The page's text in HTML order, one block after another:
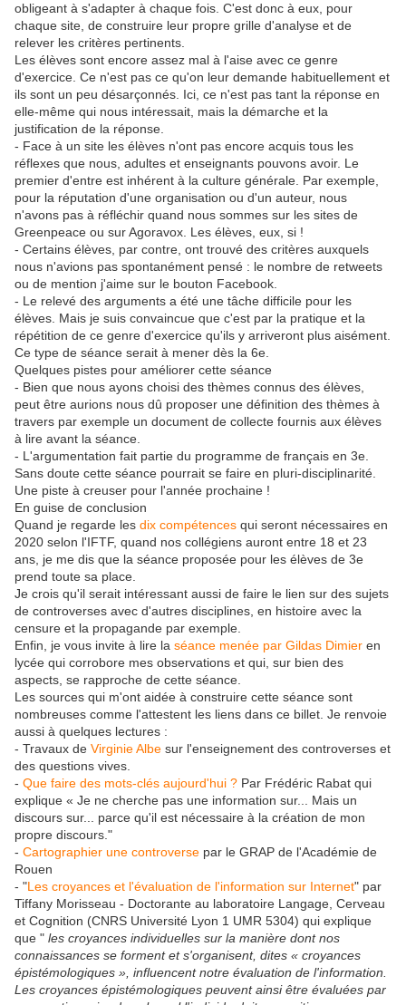
obligeant à s'adapter à chaque fois. C'est donc à eux, pour
chaque site, de construire leur propre grille d'analyse et de
relever les critères pertinents.
Les élèves sont encore assez mal à l'aise avec ce genre
d'exercice. Ce n'est pas ce qu'on leur demande habituellement et
ils sont un peu désarçonnés. Ici, ce n'est pas tant la réponse en
elle-même qui nous intéressait, mais la démarche et la
justification de la réponse.
- Face à un site les élèves n'ont pas encore acquis tous les
réflexes que nous, adultes et enseignants pouvons avoir. Le
premier d'entre est inhérent à la culture générale. Par exemple,
pour la réputation d'une organisation ou d'un auteur, nous
n'avons pas à réfléchir quand nous sommes sur les sites de
Greenpeace ou sur Agoravox. Les élèves, eux, si !
- Certains élèves, par contre, ont trouvé des critères auxquels
nous n'avions pas spontanément pensé : le nombre de retweets
ou de mention j'aime sur le bouton Facebook.
- Le relevé des arguments a été une tâche difficile pour les
élèves. Mais je suis convaincue que c'est par la pratique et la
répétition de ce genre d'exercice qu'ils y arriveront plus aisément.
Ce type de séance serait à mener dès la 6e.
Quelques pistes pour améliorer cette séance
- Bien que nous ayons choisi des thèmes connus des élèves,
peut être aurions nous dû proposer une définition des thèmes à
travers par exemple un document de collecte fournis aux élèves
à lire avant la séance.
- L'argumentation fait partie du programme de français en 3e.
Sans doute cette séance pourrait se faire en pluri-disciplinarité.
Une piste à creuser pour l'année prochaine !
En guise de conclusion
Quand je regarde les dix compétences qui seront nécessaires en
2020 selon l'IFTF, quand nos collégiens auront entre 18 et 23
ans, je me dis que la séance proposée pour les élèves de 3e
prend toute sa place.
Je crois qu'il serait intéressant aussi de faire le lien sur des sujets
de controverses avec d'autres disciplines, en histoire avec la
censure et la propagande par exemple.
Enfin, je vous invite à lire la séance menée par Gildas Dimier en
lycée qui corrobore mes observations et qui, sur bien des
aspects, se rapproche de cette séance.
Les sources qui m'ont aidée à construire cette séance sont
nombreuses comme l'attestent les liens dans ce billet. Je renvoie
aussi à quelques lectures :
- Travaux de Virginie Albe sur l'enseignement des controverses et
des questions vives.
- Que faire des mots-clés aujourd'hui ? Par Frédéric Rabat qui
explique « Je ne cherche pas une information sur... Mais un
discours sur... parce qu'il est nécessaire à la création de mon
propre discours."
- Cartographier une controverse par le GRAP de l'Académie de
Rouen
- "Les croyances et l'évaluation de l'information sur Internet" par
Tiffany Morisseau - Doctorante au laboratoire Langage, Cerveau
et Cognition (CNRS Université Lyon 1 UMR 5304) qui explique
que " les croyances individuelles sur la manière dont nos
connaissances se forment et s'organisent, dites « croyances
épistémologiques », influencent notre évaluation de l'information.
Les croyances épistémologiques peuvent ainsi être évaluées par